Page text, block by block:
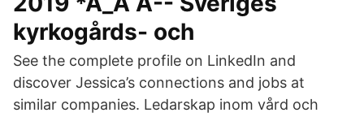
kyrkogårds- och
See the complete profile on LinkedIn and
discover Jessica’s connections and jobs at
similar companies. Ledarskap inom vård och